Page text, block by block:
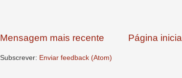
Mensagem mais recente Página inicial
Subscrever: Enviar feedback (Atom)